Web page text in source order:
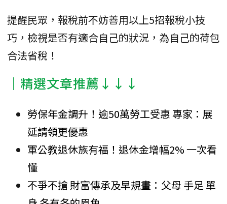
提醒民眾，報稅前不妨善用以上5招報稅小技
巧，檢視是否有適合自己的狀況，為自己的荷包
合法省稅！
│精選文章推薦↓↓↓
勞保年金調升！逾50萬勞工受惠 專家：展
延請領更優惠
軍公教退休族有福！退休金增幅2% 一次看
懂
不爭不搶 財富傳承及早規畫：父母 手足 單